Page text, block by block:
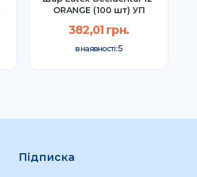
ORANGE (100 шт) УП
382,01 грн.
в наявності:5
Підписка